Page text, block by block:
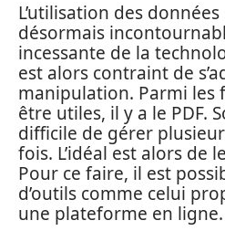
L’utilisation des
désormais
incessante de la
est alors contraint de
manipulation. Parmi les
être utiles, il y a le PDF.
difficile de gérer
fois. L’idéal est alors de
Pour ce faire, il est
d’outils comme celui
une plateforme en